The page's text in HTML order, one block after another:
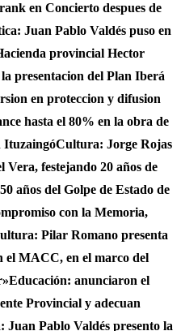
en Concierto despues de
Juan Pablo Valdés puso en
provincial Hector
presentacion del Plan Iberá
en proteccion y difusion
hasta el 80% en la obra de
ItuzaingóCultura: Jorge Rojas
Vera, festejando 20 años de
años del Golpe de Estado de
con la Memoria,
Pilar Romano presenta
el MACC, en el marco del
Educación: anunciaron el
Provincial y adecuan
Juan Pablo Valdés presento la